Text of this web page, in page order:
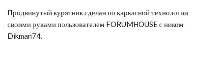
Продвинутый курятник сделан по каркасной технологии
своими руками пользователем FORUMHOUSE с ником
Dikman74.